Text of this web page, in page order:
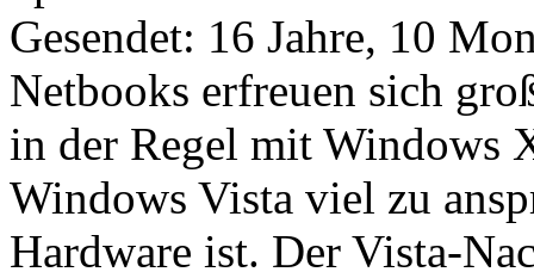
Gesendet: 16 Jahre, 10
Netbooks erfreuen sich
in der Regel mit Windows
Windows Vista viel zu
Hardware ist. Der Vista-